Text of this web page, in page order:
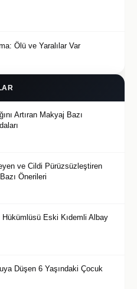
Ölü ve Yaralılar Var
Artıran Makyaj Bazı
ve Cildi Pürüzsüzleştiren
Önerileri
Hükümlüsü Eski Kıdemli Albay
Düşen 6 Yaşındaki Çocuk